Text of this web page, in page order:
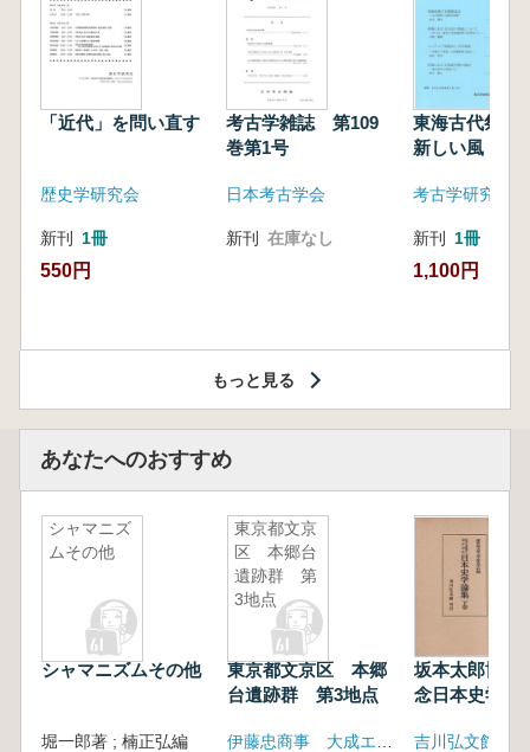
「近代」を問い直す
歴史学研究会
新刊 1冊
550円
考古学雑誌 第109
巻第1号
日本考古学会
新刊 在庫なし
東海古代祭祀
新しい風
考古学研究会
新刊 1冊
1,100円
もっと見る
あなたへのおすすめ
シャマニズ
ムその他
シャマニズムその他
堀一郎著 ; 楠正弘編
東京都文京
区 本郷台
遺跡群 第
3地点
東京都文京区 本郷
台遺跡群 第3地点
坂本太郎博士
念日本史学
吉川弘文館